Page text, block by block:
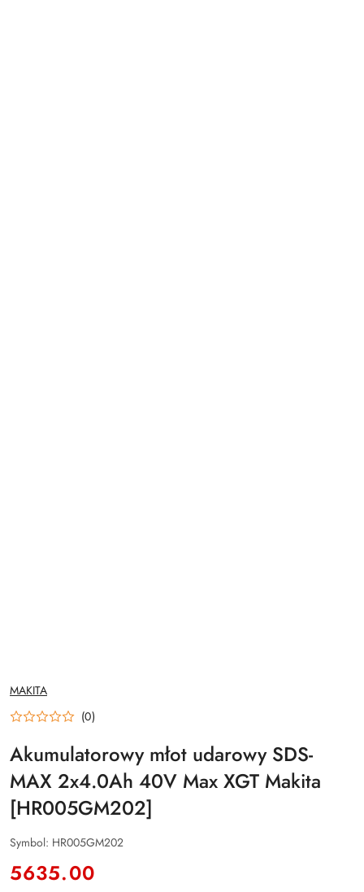
NAZWA
PRODUCENTA:
MAKITA
(0)
Akumulatorowy młot udarowy SDS-
MAX 2x4.0Ah 40V Max XGT Makita
[HR005GM202]
Symbol: HR005GM202
cena:
5635.00